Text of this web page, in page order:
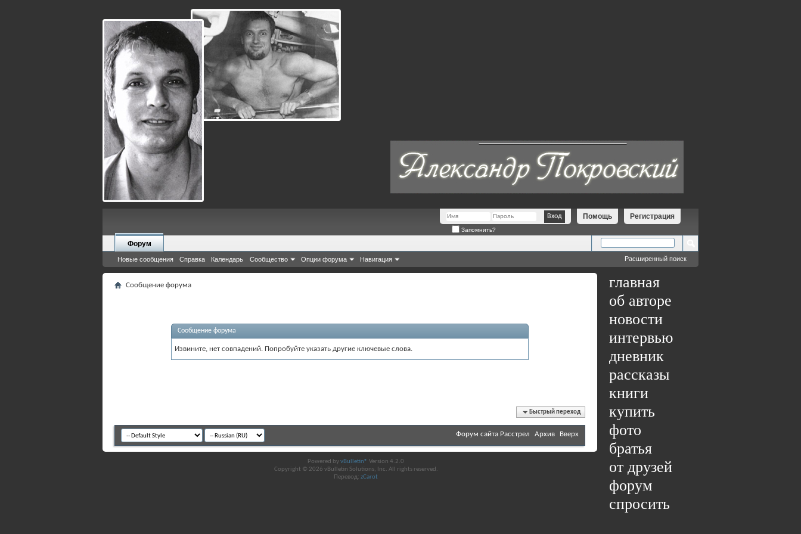
Регистрация
Помощь
Запомнить?
Форум
Новые сообщения Справка Календарь Сообщество Опции форума Навигация Расширенный поиск
главная
об авторе
новости
интервью
дневник
рассказы
книги
купить
фото
братья
от друзей
форум
спросить
Сообщение форума
Сообщение форума
Извините, нет совпадений. Попробуйте указать другие ключевые слова.
Быстрый переход
Форум сайта Расстрел Архив Вверх
Powered byvBulletin® Version 4.2.0
Copyright © 2026 vBulletin Solutions, Inc. All rights reserved.
Перевод: zCarot